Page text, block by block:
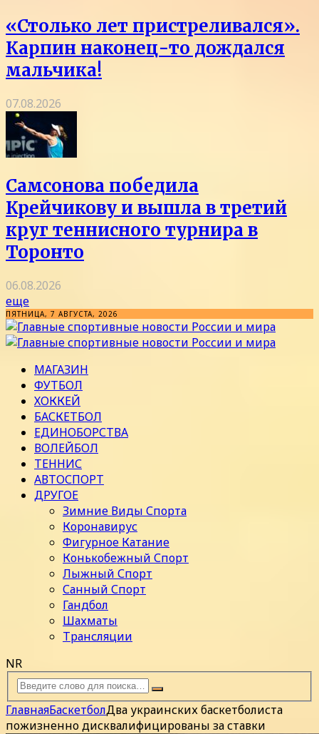
«Столько лет пристреливался».
Карпин наконец-то дождался
мальчика!
07.08.2026
Самсонова победила
Крейчикову и вышла в третий
круг теннисного турнира в
Торонто
06.08.2026
еще
ПЯТНИЦА, 7 АВГУСТА, 2026
МАГАЗИН
ФУТБОЛ
ХОККЕЙ
БАСКЕТБОЛ
ЕДИНОБОРСТВА
ВОЛЕЙБОЛ
ТЕННИС
АВТОСПОРТ
ДРУГОЕ
Зимние Виды Спорта
Коронавирус
Фигурное Катание
Конькобежный Спорт
Лыжный Спорт
Санный Спорт
Гандбол
Шахматы
Трансляции
NR
ГлавнаяБаскетболДва украинских баскетболиста
пожизненно дисквалифицированы за ставки